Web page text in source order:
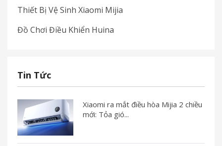
Thiết Bị Vệ Sinh Xiaomi Mijia
Đồ Chơi Điều Khiển Huina
Tin Tức
Xiaomi ra mắt điều hòa Mijia 2 chiều
mới: Tỏa gió...